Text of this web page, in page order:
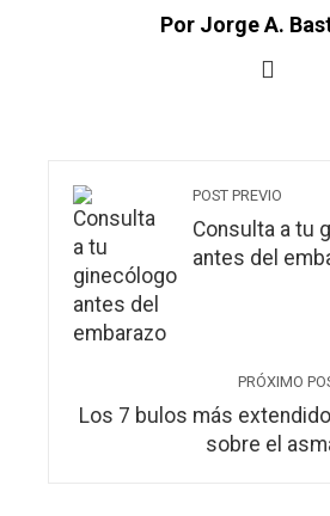
Por Jorge A.
POST PREVIO
Consulta a tu
antes del
PRÓXIMO
Los 7 bulos más
sobre el